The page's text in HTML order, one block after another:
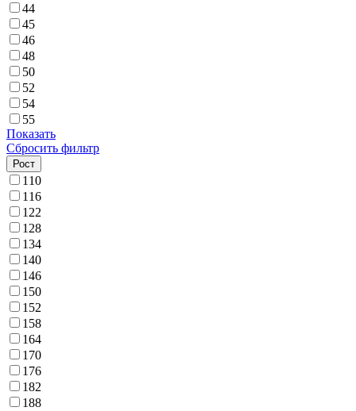
44
45
46
48
50
52
54
55
Показать
Сбросить фильтр
Рост
110
116
122
128
134
140
146
150
152
158
164
170
176
182
188